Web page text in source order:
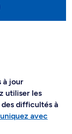
à jour
utiliser les
difficultés à
avec